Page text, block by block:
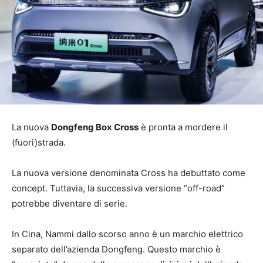
La nuova Dongfeng Box Cross è pronta a mordere il
(fuori)strada.
La nuova versione denominata Cross ha debuttato come
concept. Tuttavia, la successiva versione “off-road”
potrebbe diventare di serie.
In Cina, Nammi dallo scorso anno è un marchio elettrico
separato dell’azienda Dongfeng. Questo marchio è